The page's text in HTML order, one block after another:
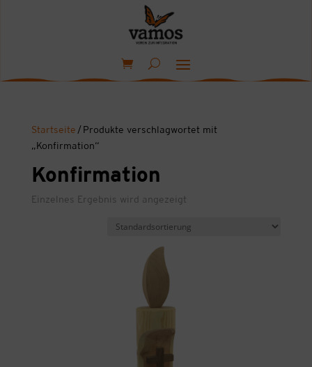
Startseite / Produkte verschlagwortet mit
„Konfirmation“
Konfirmation
Einzelnes Ergebnis wird angezeigt